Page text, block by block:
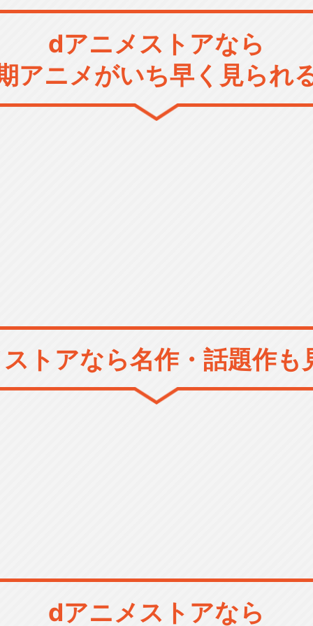
dアニメストアなら
アニメがいち早く見られ
トアなら名作・話題作も
dアニメストアなら